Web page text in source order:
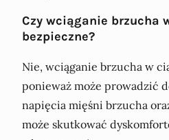
Czy wciąganie brzucha
bezpieczne?
Nie, wciąganie brzucha w
ponieważ może prowadzić
napięcia mięśni brzucha
może skutkować